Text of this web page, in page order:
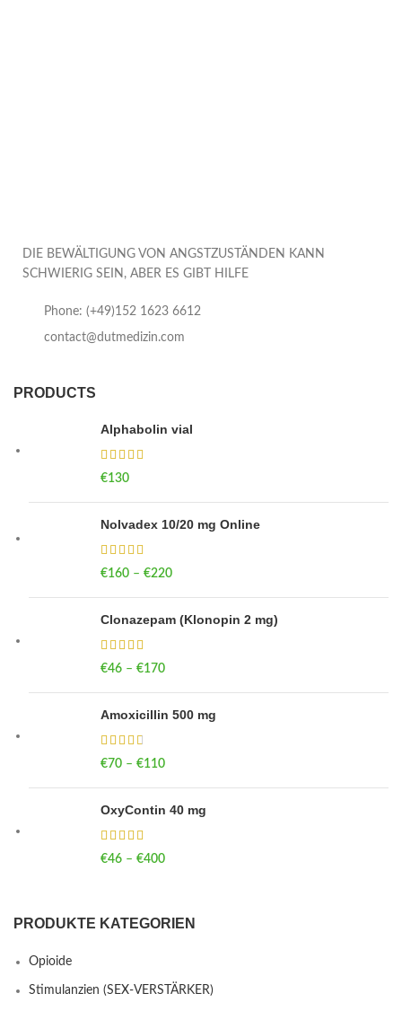
DIE BEWÄLTIGUNG VON ANGSTZUSTÄNDEN KANN
SCHWIERIG SEIN, ABER ES GIBT HILFE
Phone: (+49)152 1623 6612
contact@dutmedizin.com
PRODUCTS
Alphabolin vial
€130
Nolvadex 10/20 mg Online
€160 – €220
Clonazepam (Klonopin 2 mg)
€46 – €170
Amoxicillin 500 mg
€70 – €110
OxyContin 40 mg
€46 – €400
PRODUKTE KATEGORIEN
Opioide
Stimulanzien (SEX-VERSTÄRKER)